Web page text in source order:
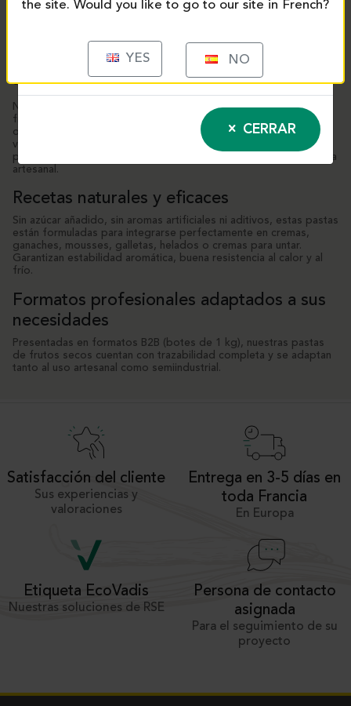
Pastas de frutos secos para
profesionales
Una elaboración cuidada para un sabor intenso
Nuestras pastas de frutos secos están elaboradas a partir de
frutos cuidadosamente seleccionados y molidos finamente para
ofrecer una textura lisa y un sabor intenso. Disponibles en
versiones de pistacho y avellana, son ideales para los
profesionales de la pastelería, heladería, chocolatería y confitería
artesanal.
Recetas naturales y eficaces
Sin azúcar añadido, sin aromas artificiales ni aditivos, estas pastas
están formuladas para integrarse perfectamente en cremas,
ganaches, mousses, galletas, helados o cremas para untar.
Garantizan estabilidad aromática, buena resistencia al calor y al
frío.
Formatos profesionales adaptados a sus
necesidades
Presentadas en formatos B2B (botes de 1 kg), nuestras pastas
de frutos secos cuentan con trazabilidad completa y se adaptan
tanto al uso artesanal como semiindustrial.
Satisfacción del cliente
Sus experiencias y
valoraciones
Entrega en 3-5 días en
toda Francia
En Europa
Etiqueta EcoVadis
Nuestras soluciones de RSE
Persona de contacto
asignada
Para el seguimiento de su
proyecto
CERRAR
the site. Would you like to go to our site in French?
YES NO